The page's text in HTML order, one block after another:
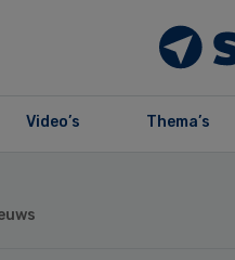
Video’s Thema’s